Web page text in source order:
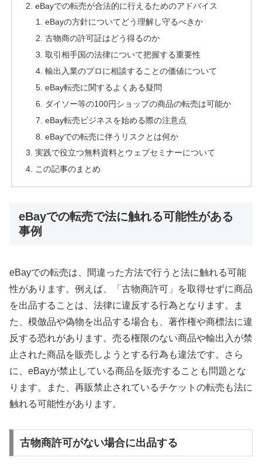
eBayでの転売が合法的に行えるためのアドバイス
eBayの方針についてどう理解し守るべきか
古物商の許可証はどう得るのか
取引相手国の法律について把握する重要性
輸出入業のプロに相談することの価値について
eBay転売に関するよくある疑問
ダイソー等の100円ショップの商品の転売は可能か
eBay転売ビジネスを始める際の注意点
eBayでの転売に伴うリスクとは何か
実践で役立つ無料資料とウェブセミナーについて
この記事のまとめ
eBayでの転売で法に触れる可能性がある
事例
eBayでの転売は、間違った方法で行うと法に触れる可能
性があります。例えば、「古物商許可」を取得せずに商品
を出品することは、法律に違反する行為となります。ま
た、模倣品や偽物を出品する場合も、著作権や商標法に違
反する恐れがあります。売る権限のない商品や輸出入が禁
止された商品を販売しようとする行為も違法です。さら
に、eBayが禁止している商品を販売することも問題とな
ります。また、再販禁止されているチケットの転売も法に
触れる可能性があります。
古物商許可がない場合に出品する